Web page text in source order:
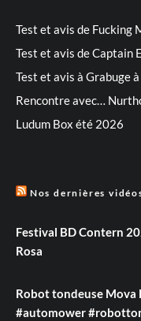
Test et avis de Fucking
Test et avis de Captain
Test et avis à Grabuge
Rencontre avec…
Ludum Box été 2026
Nos dernières
Festival BD Contern
Rosa
Robot tondeuse Mova
#automower